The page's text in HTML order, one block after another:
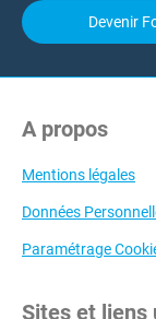
Devenir
A propos
Mentions légales
Données
Paramétrage
Sites et liens